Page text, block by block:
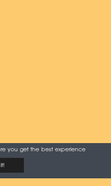
you get the best experience